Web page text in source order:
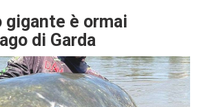
è ormai
di Garda